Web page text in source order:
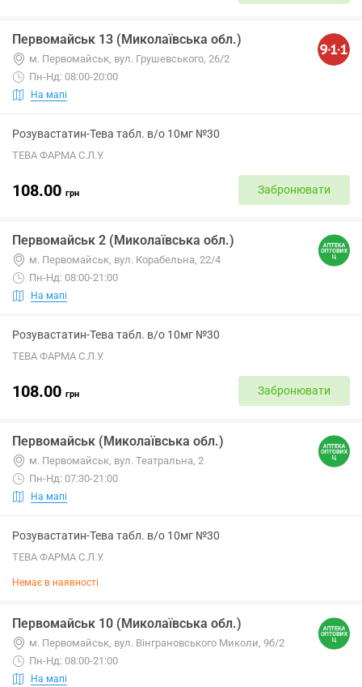
Первомайськ 13 (Миколаївська обл.)
м. Первомайськ, вул. Грушевського, 26/2
Пн-Нд: 08:00-20:00
На мапі
Розувастатин-Тева табл. в/о 10мг №30
ТЕВА ФАРМА С.Л.У.
108.00 грн Забронювати
Первомайськ 2 (Миколаївська обл.)
м. Первомайськ, вул. Корабельна, 22/4
Пн-Нд: 08:00-21:00
На мапі
Розувастатин-Тева табл. в/о 10мг №30
ТЕВА ФАРМА С.Л.У.
108.00 грн Забронювати
Первомайськ (Миколаївська обл.)
м. Первомайськ, вул. Театральна, 2
Пн-Нд: 07:30-21:00
На мапі
Розувастатин-Тева табл. в/о 10мг №30
ТЕВА ФАРМА С.Л.У.
Немає в наявності
Первомайськ 10 (Миколаївська обл.)
м. Первомайськ, вул. Вінграновського Миколи, 9б/2
Пн-Нд: 08:00-21:00
На мапі